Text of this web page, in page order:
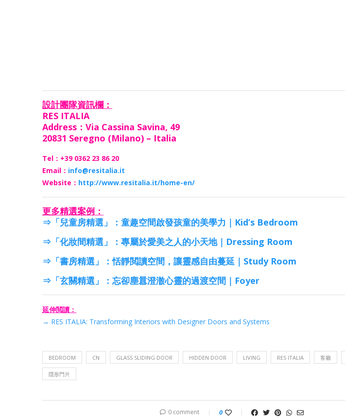
設計團隊資訊欄：
RES ITALIA
Address：Via Cassina Savina, 49
20831 Seregno (Milano) – Italia
Tel：+39 0362 23 86 20
Email： info@resitalia.it
Website： http://www.resitalia.it/home-en/
更多精選案例：
⇒「兒童房精選」：童趣空間啟發孩童的美學力｜Kid’s Bedroom
⇒「化妝間精選」：專屬於愛美之人的小天地｜Dressing Room
⇒「書房精選」：恬靜閲讀空間，讓靈感自由蔓延｜Study Room
⇒「玄關精選」：忘卻塵囂澄澈心靈的過渡空間｜Foyer
延伸閲讀：
→ RES ITALIA: Transforming Interiors with Designer Doors and Systems
BEDROOM CN GLASS SLIDING DOOR HIDDEN DOOR LIVING RES ITALIA 客廳
隱形門片
0 comment 0